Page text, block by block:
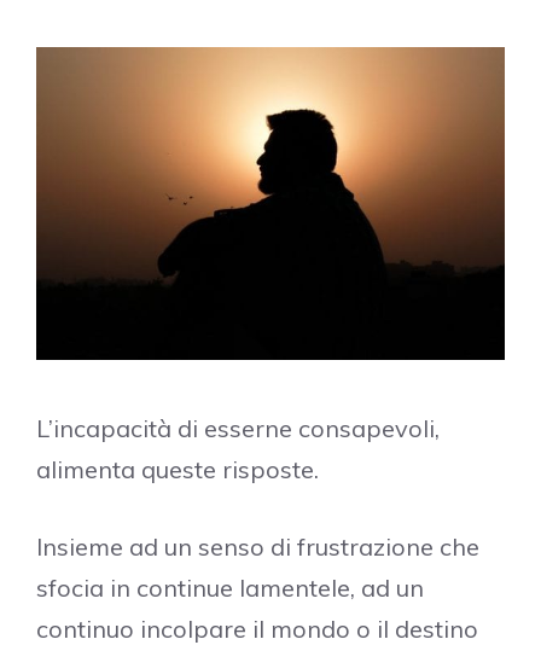
L’incapacità di esserne consapevoli,
alimenta queste risposte.
Insieme ad un senso di frustrazione che
sfocia in continue lamentele, ad un
continuo incolpare il mondo o il destino